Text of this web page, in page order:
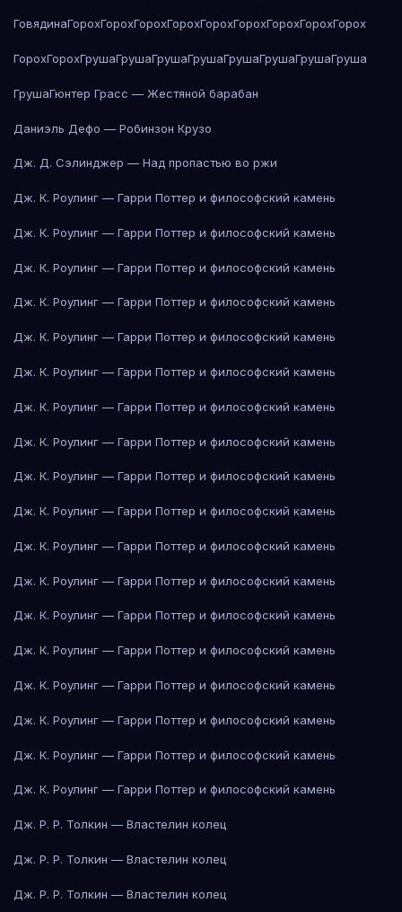
ГовядинаГорохГорохГорохГорохГорохГорохГорохГорохГорох
ГорохГорохГрушаГрушаГрушаГрушаГрушаГрушаГрушаГруша
ГрушаГюнтер Грасс — Жестяной барабан
Даниэль Дефо — Робинзон Крузо
Дж. Д. Сэлинджер — Над пропастью во ржи
Дж. К. Роулинг — Гарри Поттер и философский камень
Дж. К. Роулинг — Гарри Поттер и философский камень
Дж. К. Роулинг — Гарри Поттер и философский камень
Дж. К. Роулинг — Гарри Поттер и философский камень
Дж. К. Роулинг — Гарри Поттер и философский камень
Дж. К. Роулинг — Гарри Поттер и философский камень
Дж. К. Роулинг — Гарри Поттер и философский камень
Дж. К. Роулинг — Гарри Поттер и философский камень
Дж. К. Роулинг — Гарри Поттер и философский камень
Дж. К. Роулинг — Гарри Поттер и философский камень
Дж. К. Роулинг — Гарри Поттер и философский камень
Дж. К. Роулинг — Гарри Поттер и философский камень
Дж. К. Роулинг — Гарри Поттер и философский камень
Дж. К. Роулинг — Гарри Поттер и философский камень
Дж. К. Роулинг — Гарри Поттер и философский камень
Дж. К. Роулинг — Гарри Поттер и философский камень
Дж. К. Роулинг — Гарри Поттер и философский камень
Дж. К. Роулинг — Гарри Поттер и философский камень
Дж. Р. Р. Толкин — Властелин колец
Дж. Р. Р. Толкин — Властелин колец
Дж. Р. Р. Толкин — Властелин колец